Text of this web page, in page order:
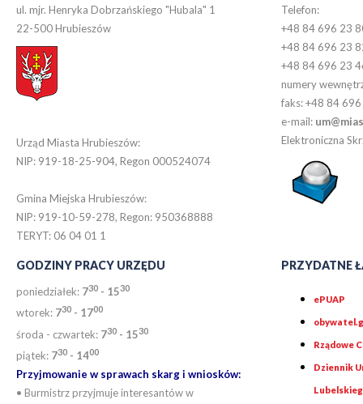
ul. mjr. Henryka Dobrzańskiego "Hubala" 1
22-500 Hrubieszów
Urząd Miasta Hrubieszów:
NIP: 919-18-25-904, Regon 000524074
Gmina Miejska Hrubieszów:
NIP: 919-10-59-278, Regon: 950368888
TERYT: 06 04 01 1
Telefon:
+48 84 696 23
+48 84 696 23
+48 84 696 23
numery
faks: +48 84
e-mail:
Elektroniczna
GODZINY PRACY URZĘDU
poniedziałek: 730 - 1530
wtorek: 730 - 1700
środa - czwartek: 730 - 1530
piątek: 730 - 1400
Przyjmowanie w sprawach skarg i wniosków:
• Burmistrz przyjmuje interesantów w
PRZYDATNE
ePUAP
Rządowe
Dziennik